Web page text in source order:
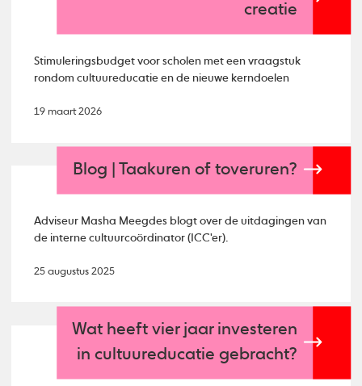
creatie
Stimuleringsbudget voor scholen met een vraagstuk
rondom cultuureducatie en de nieuwe kerndoelen
19 maart 2026
Blog | Taakuren of toveruren?
Adviseur Masha Meegdes blogt over de uitdagingen van
de interne cultuurcoördinator (ICC'er).
25 augustus 2025
Wat heeft vier jaar investeren
in cultuureducatie gebracht?